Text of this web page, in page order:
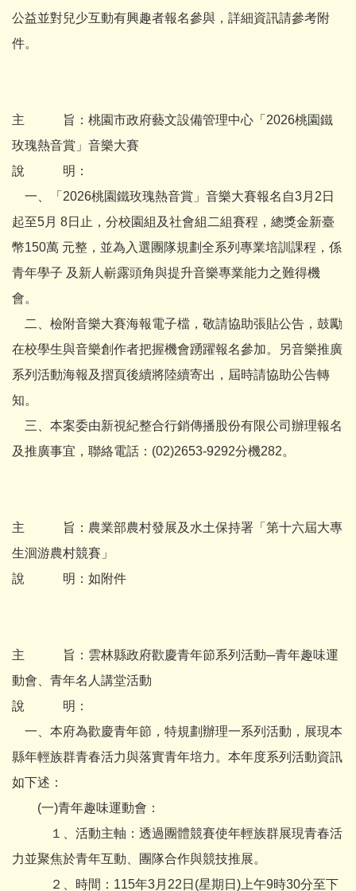
公益並對兒少互動有興趣者報名參與，詳細資訊請參考附
件。
主 旨：桃園市政府藝文設備管理中心「2026桃園鐵
玫瑰熱音賞」音樂大賽
說 明：
一、「2026桃園鐵玫瑰熱音賞」音樂大賽報名自3月2日
起至5月 8日止，分校園組及社會組二組賽程，總獎金新臺
幣150萬 元整，並為入選團隊規劃全系列專業培訓課程，係
青年學子 及新人嶄露頭角與提升音樂專業能力之難得機
會。
二、檢附音樂大賽海報電子檔，敬請協助張貼公告，鼓勵
在校學生與音樂創作者把握機會踴躍報名參加。另音樂推廣
系列活動海報及摺頁後續將陸續寄出，屆時請協助公告轉
知。
三、本案委由新視紀整合行銷傳播股份有限公司辦理報名
及推廣事宜，聯絡電話：(02)2653-9292分機282。
主 旨：農業部農村發展及水土保持署「第十六屆大專
生洄游農村競賽」
說 明：如附件
主 旨：雲林縣政府歡慶青年節系列活動─青年趣味運
動會、青年名人講堂活動
說 明：
一、本府為歡慶青年節，特規劃辦理一系列活動，展現本
縣年輕族群青春活力與落實青年培力。本年度系列活動資訊
如下述：
(一)青年趣味運動會：
１、活動主軸：透過團體競賽使年輕族群展現青春活
力並聚焦於青年互動、團隊合作與競技推展。
２、時間：115年3月22日(星期日)上午9時30分至下